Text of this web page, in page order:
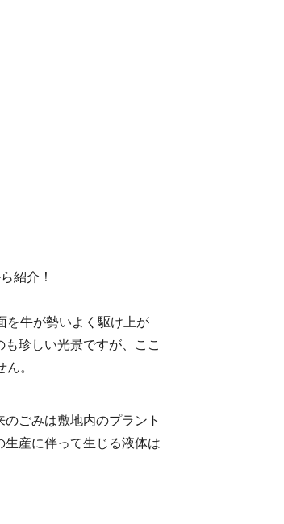
紹介！
を牛が勢いよく駆け上が
珍しい光景ですが、ここ
。
ごみは敷地内のプラント
産に伴って生じる液体は